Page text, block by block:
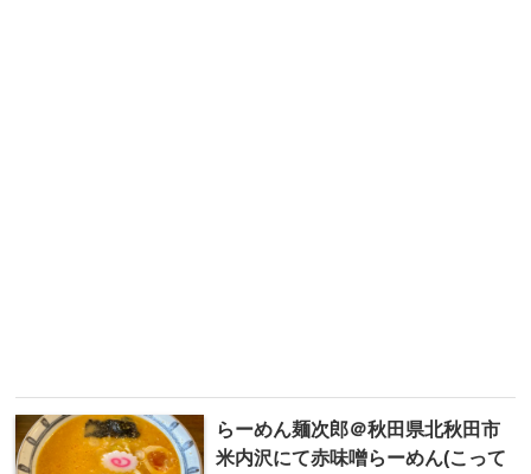
らーめん麺次郎 ＠秋田県北秋田市
米内沢にて赤味噌らーめん(こって